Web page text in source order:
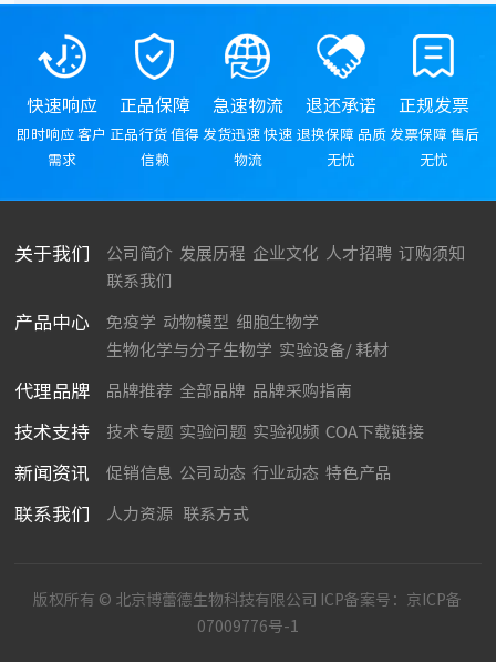
快速响应
即时响应 客户
需求
正品保障
正品行货 值得
信赖
急速物流
发货迅速 快速
物流
退还承诺
退换保障 品质
无忧
正规发票
发票保障 售后
无忧
关于我们 公司简介 发展历程 企业文化 人才招聘 订购须知
联系我们
产品中心 免疫学 动物模型 细胞生物学
生物化学与分子生物学 实验设备/ 耗材
代理品牌 品牌推荐 全部品牌 品牌采购指南
技术支持 技术专题 实验问题 实验视频 COA下载链接
新闻资讯 促销信息 公司动态 行业动态 特色产品
联系我们 人力资源 联系方式
版权所有 © 北京博蕾德生物科技有限公司 ICP备案号： 京ICP备
07009776号-1